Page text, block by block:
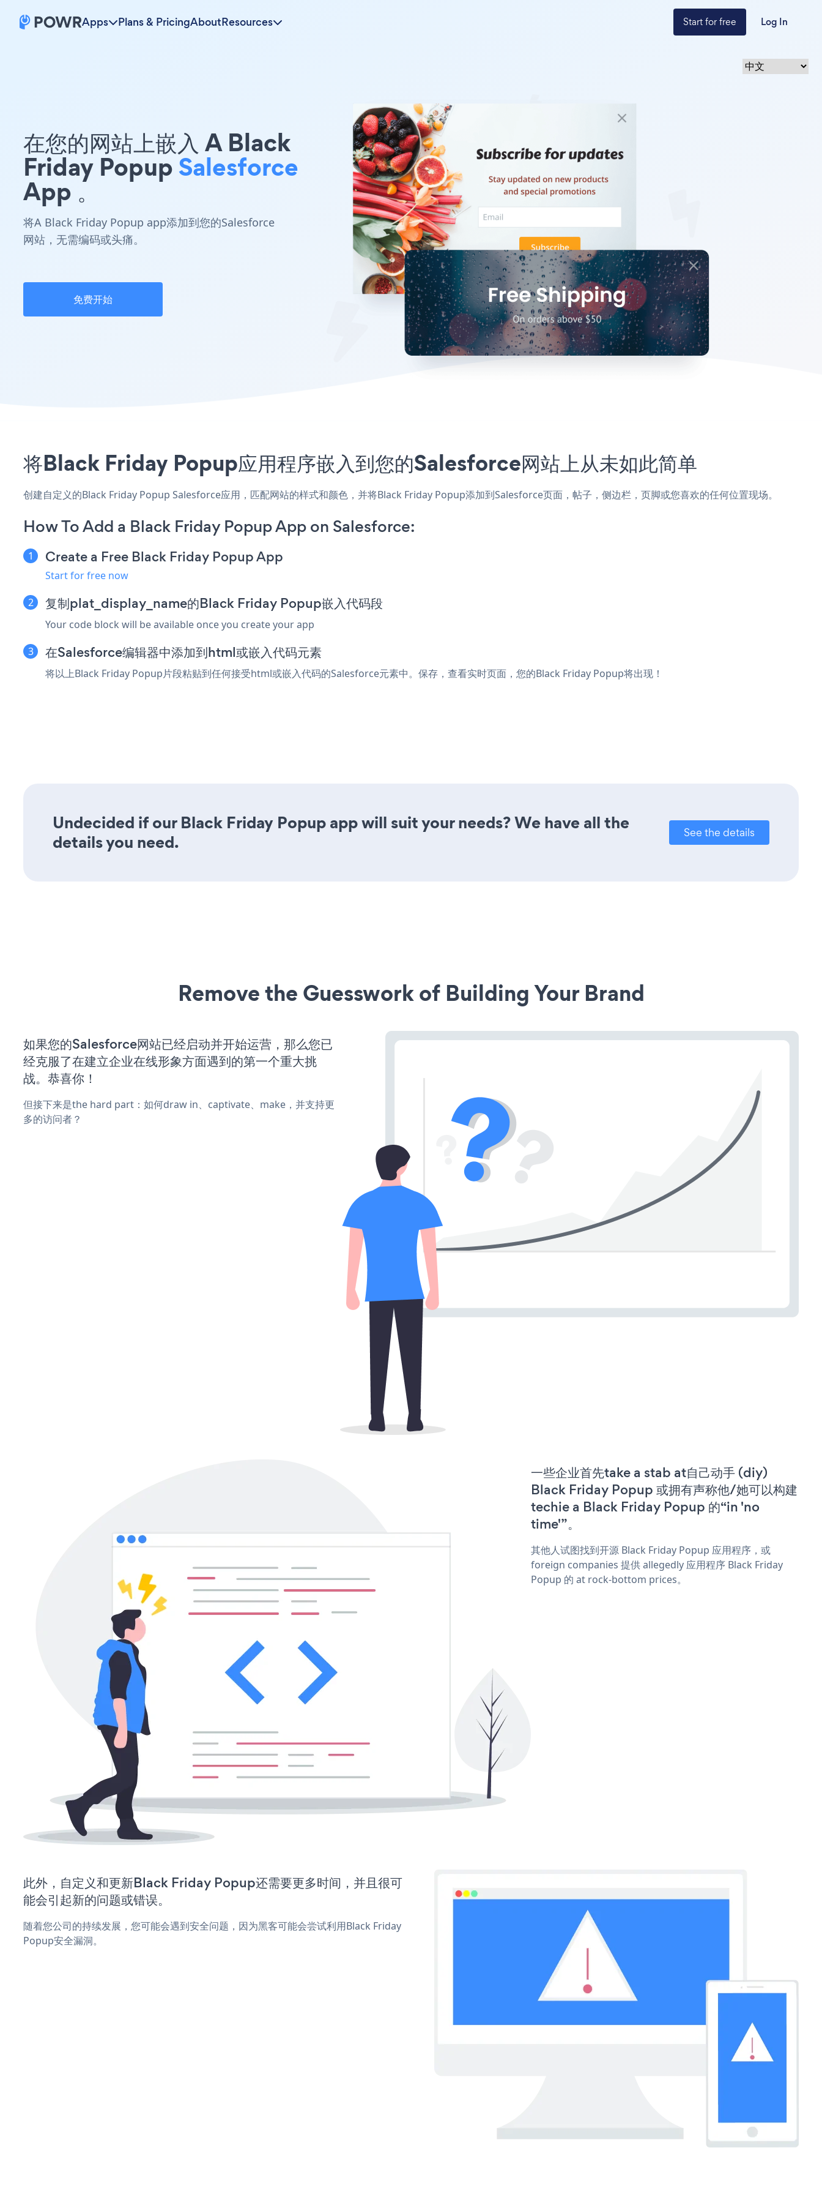
Apps Plans & PricingAboutResources Start for free Log In
在您的网站上嵌入 A Black
Friday PopupSalesforce
App 。
将A Black Friday Popup app添加到您的Salesforce
网站，无需编码或头痛。
免费开始
将Black Friday Popup应用程序嵌入到您的Salesforce网站上从未如此简单
创建自定义的Black Friday Popup Salesforce应用，匹配网站的样式和颜色，并将Black Friday Popup添加到Salesforce页面，帖子，侧边栏，页脚或您喜欢的任何位置现场。
How To Add a Black Friday Popup App on Salesforce:
Create a Free Black Friday Popup App
Start for free now
复制plat_display_name的Black Friday Popup嵌入代码段
Your code block will be available once you create your app
在Salesforce编辑器中添加到html或嵌入代码元素
将以上Black Friday Popup片段粘贴到任何接受html或嵌入代码的Salesforce元素中。保存，查看实时页面，您的Black Friday Popup将出现！
Undecided if our Black Friday Popup app will suit your needs? We have all the
details you need.
See the details
Remove the Guesswork of Building Your Brand
如果您的Salesforce网站已经启动并开始运营，那么您已
经克服了在建立企业在线形象方面遇到的第一个重大挑
战。恭喜你！
但接下来是the hard part：如何draw in、captivate、make，并支持更
多的访问者？
一些企业首先take a stab at自己动手 (diy)
Black Friday Popup 或拥有声称他/她可以构建
techie a Black Friday Popup 的“in 'no
time'”。
其他人试图找到开源 Black Friday Popup 应用程序，或
foreign companies 提供 allegedly 应用程序 Black Friday
Popup 的 at rock-bottom prices。
此外，自定义和更新Black Friday Popup还需要更多时间，并且很可
能会引起新的问题或错误。
随着您公司的持续发展，您可能会遇到安全问题，因为黑客可能会尝试利用Black Friday
Popup安全漏洞。